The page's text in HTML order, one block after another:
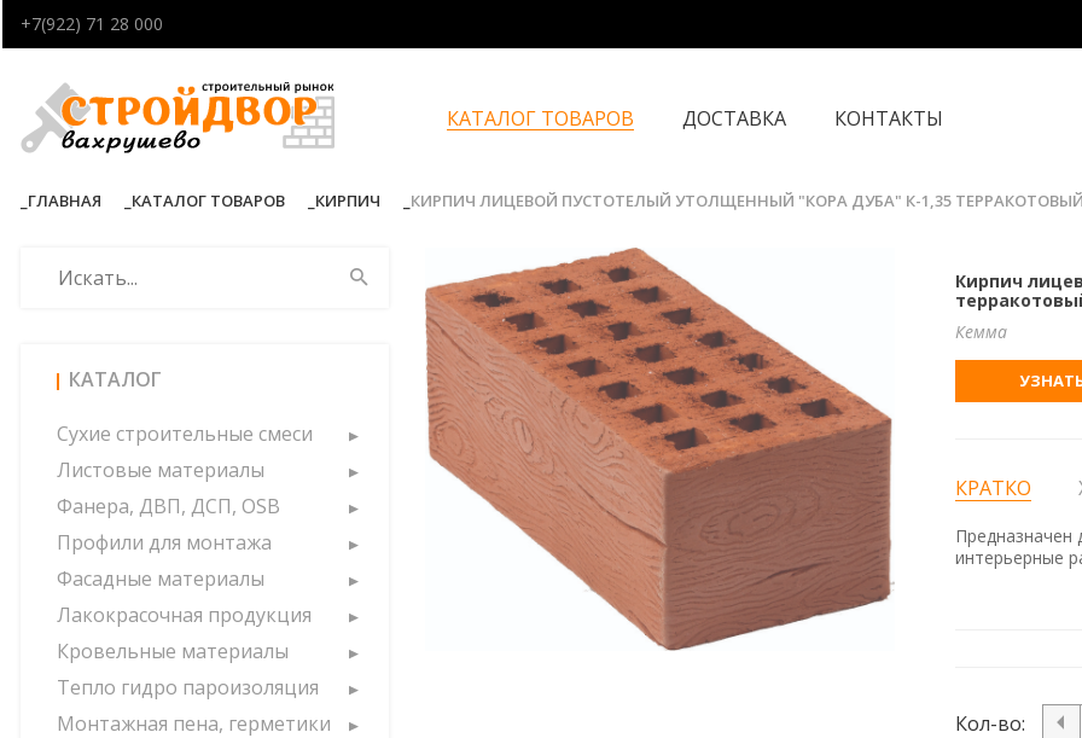
+7(922) 71 28 000
КАТАЛОГ ТОВАРОВ ДОСТАВКА КОНТАКТЫ
ГЛАВНАЯ КАТАЛОГ ТОВАРОВ КИРПИЧ КИРПИЧ ЛИЦЕВОЙ ПУСТОТЕЛЫЙ УТОЛЩЕННЫЙ "КОРА ДУБА" К-1,35 ТЕРРАКОТОВЫЙ
КАТАЛОГ
Сухие строительные смеси
Листовые материалы
Фанера, ДВП, ДСП, OSB
Профили для монтажа
Фасадные материалы
Лакокрасочная продукция
Кровельные материалы
Тепло гидро пароизоляция
Монтажная пена, герметики
Кирпич
Кемма
КРАТКО
Предназначен
интерьерные
Кол-во: